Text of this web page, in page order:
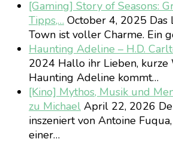
[Gaming] Story of Seasons:
Tipps,… October 4, 2025 Das
Town ist voller Charme. Ein
Haunting Adeline – H.D.
2024 Hallo ihr Lieben, kurze
Haunting Adeline kommt…
[Kino] Mythos, Musik und
zu Michael April 22, 2026
inszeniert von Antoine
einer…